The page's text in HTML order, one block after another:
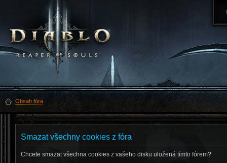
Obsah fóra
Smazat všechny cookies z fóra
Chcete smazat všechna cookies z vašeho disku uložená tímto fórem?